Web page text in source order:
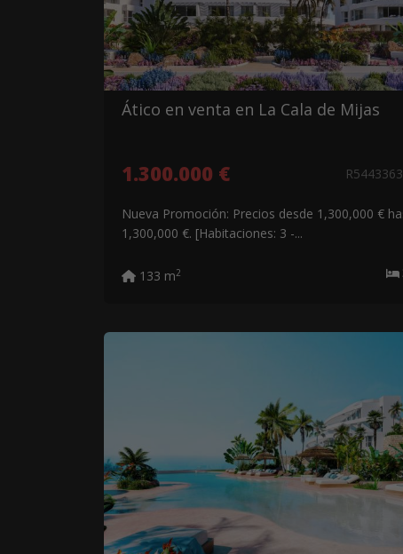
Ático en venta en La Cala de Mijas
1.300.000 €
Nueva Promoción: Precios desde 1,300,000 €
1,300,000 €. [Habitaciones: 3 -...
133 m2